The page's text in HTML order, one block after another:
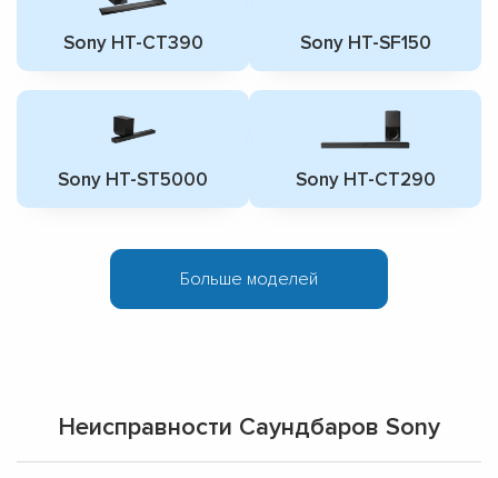
Sony HT-CT390 Sony HT-SF150
Sony HT-ST5000 Sony HT-CT290
Больше моделей
Неисправности Саундбаров Sony